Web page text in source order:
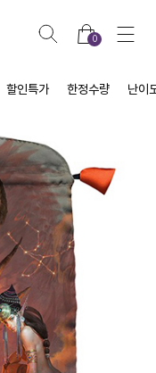
0
할인특가 한정수량 난이